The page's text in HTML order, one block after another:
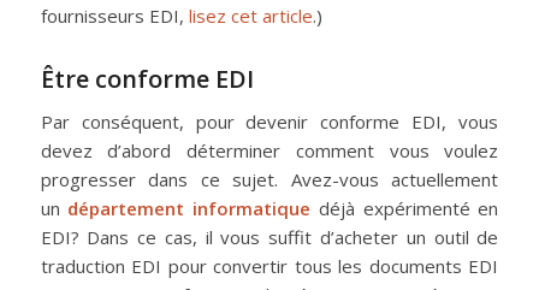
fournisseurs EDI, lisez cet article.)
Être conforme EDI
Par conséquent, pour devenir conforme EDI, vous
devez d’abord déterminer comment vous voulez
progresser dans ce sujet. Avez-vous actuellement
un département informatique déjà expérimenté en
EDI? Dans ce cas, il vous suffit d’acheter un outil de
traduction EDI pour convertir tous les documents EDI